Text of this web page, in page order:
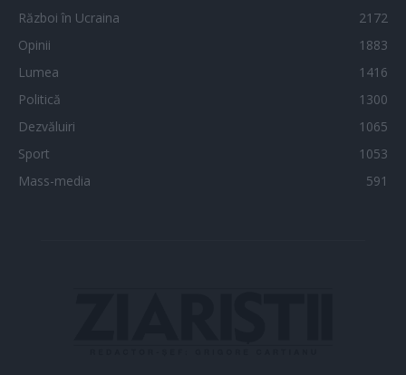
Război în Ucraina
2172
Opinii
1883
Lumea
1416
Politică
1300
Dezvăluiri
1065
Sport
1053
Mass-media
591